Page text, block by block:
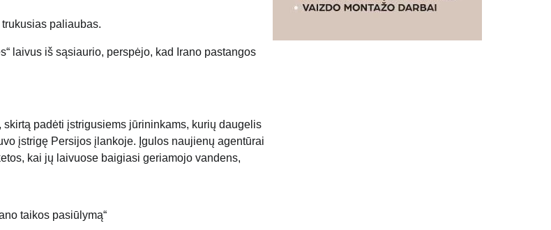
paliaubas.
laivus iš sąsiaurio, perspėjo, kad Irano pastangos
padėti įstrigusiems jūrininkams, kurių daugelis
įstrigę Persijos įlankoje. Įgulos naujienų agentūrai
kai jų laivuose baigiasi geriamojo vandens,